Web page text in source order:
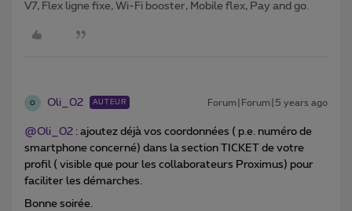
V7, Flex ligne fixe, Wi-Fi booster, Mobile flex, Pay and go.
O Oli_02 AUTEUR Forum|Forum|5 years ago
@Oli_02 : ajoutez déjà vos coordonnées ( p.e. numéro de
smartphone concerné) dans la section TICKET de votre
profil ( visible que pour les collaborateurs Proximus) pour
faciliter les démarches.
Bonne soirée.